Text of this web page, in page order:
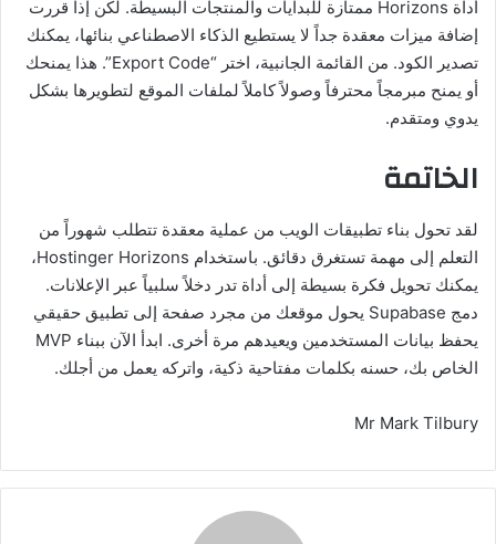
أداة Horizons ممتازة للبدايات والمنتجات البسيطة. لكن إذا قررت
إضافة ميزات معقدة جداً لا يستطيع الذكاء الاصطناعي بنائها، يمكنك
تصدير الكود. من القائمة الجانبية، اختر “Export Code”. هذا يمنحك
أو يمنح مبرمجاً محترفاً وصولاً كاملاً لملفات الموقع لتطويرها بشكل
يدوي ومتقدم.
الخاتمة
لقد تحول بناء تطبيقات الويب من عملية معقدة تتطلب شهوراً من
التعلم إلى مهمة تستغرق دقائق. باستخدام Hostinger Horizons،
يمكنك تحويل فكرة بسيطة إلى أداة تدر دخلاً سلبياً عبر الإعلانات.
دمج Supabase يحول موقعك من مجرد صفحة إلى تطبيق حقيقي
يحفظ بيانات المستخدمين ويعيدهم مرة أخرى. ابدأ الآن ببناء MVP
الخاص بك، حسنه بكلمات مفتاحية ذكية، واتركه يعمل من أجلك.
Mr Mark Tilbury